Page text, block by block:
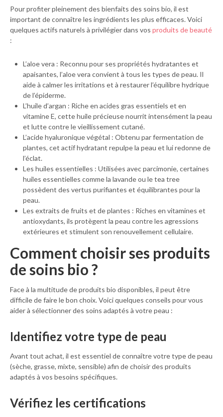
Pour profiter pleinement des bienfaits des soins bio, il est
important de connaître les ingrédients les plus efficaces. Voici
quelques actifs naturels à privilégier dans vos produits de beauté
:
L’aloe vera : Reconnu pour ses propriétés hydratantes et
apaisantes, l’aloe vera convient à tous les types de peau. Il
aide à calmer les irritations et à restaurer l’équilibre hydrique
de l’épiderme.
L’huile d’argan : Riche en acides gras essentiels et en
vitamine E, cette huile précieuse nourrit intensément la peau
et lutte contre le vieillissement cutané.
L’acide hyaluronique végétal : Obtenu par fermentation de
plantes, cet actif hydratant repulpe la peau et lui redonne de
l’éclat.
Les huiles essentielles : Utilisées avec parcimonie, certaines
huiles essentielles comme la lavande ou le tea tree
possèdent des vertus purifiantes et équilibrantes pour la
peau.
Les extraits de fruits et de plantes : Riches en vitamines et
antioxydants, ils protègent la peau contre les agressions
extérieures et stimulent son renouvellement cellulaire.
Comment choisir ses produits
de soins bio ?
Face à la multitude de produits bio disponibles, il peut être
difficile de faire le bon choix. Voici quelques conseils pour vous
aider à sélectionner des soins adaptés à votre peau :
Identifiez votre type de peau
Avant tout achat, il est essentiel de connaître votre type de peau
(sèche, grasse, mixte, sensible) afin de choisir des produits
adaptés à vos besoins spécifiques.
Vérifiez les certifications